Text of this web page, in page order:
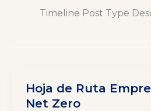
Timeline Post Type
Hoja de Ruta
Net Zero